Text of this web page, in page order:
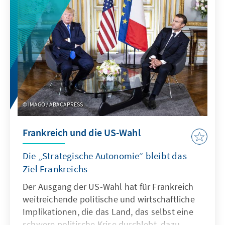
Fernsehinterview, versucht, Politiker und
Landsleute davon zu überzeugen, dass ein
Sturz der Regierung Frankreich ins Chaos
stürzen würde. Mit dem Ende der Regierung
steht Frankreich vor einer scheinbar
unüberwindbaren Pattsituation, die vor dem
Hintergrund der hohen Staatsverschuldung
nachhaltige Konsequenzen für Frankreich und
Europa haben könnte.
IMAGO / ABACAPRESS
Frankreich und die US-Wahl
Die „Strategische Autonomie“ bleibt das
Ziel Frankreichs
Der Ausgang der US-Wahl hat für Frankreich
weitreichende politische und wirtschaftliche
Implikationen, die das Land, das selbst eine